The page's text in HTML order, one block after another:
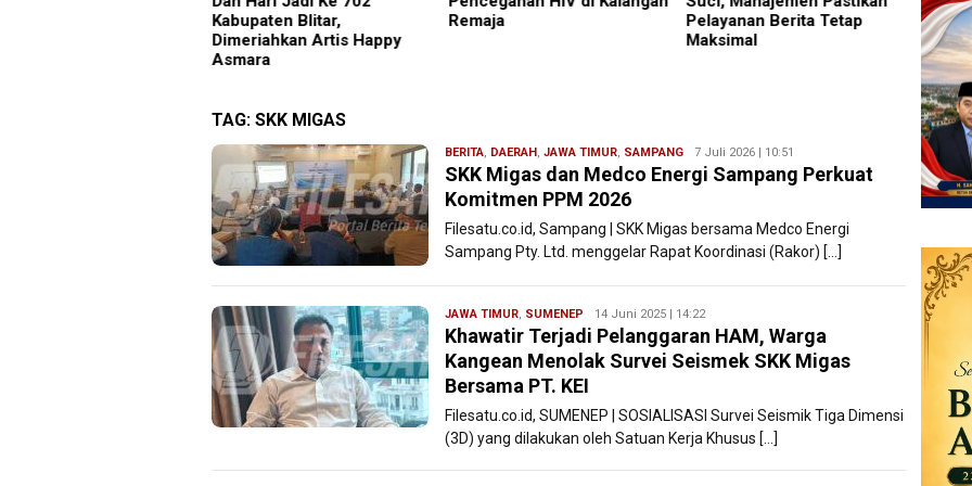
Remaja
Pelayanan Berita Tetap
TAG: SKK MIGAS
BERITA, DAERAH , JAWA TIMUR, SAMPANG Redaksi
Filesatu
7 Juli 2026 | 10:51
SKK Migas dan Medco Energi Sampang Perkuat
Komitmen PPM 2026
Filesatu.co.id, Sampang | SKK Migas bersama Medco Energi
Sampang Pty. Ltd. menggelar Rapat Koordinasi (Rakor) […]
JAWA TIMUR, SUMENEP Ryan
Karawang
14 Juni 2025 | 14:22
Khawatir Terjadi Pelanggaran HAM, Warga
Kangean Menolak Survei Seismek SKK Migas
Bersama PT. KEI
Filesatu.co.id, SUMENEP | SOSIALISASI Survei Seismik Tiga Dimensi
(3D) yang dilakukan oleh Satuan Kerja Khusus […]